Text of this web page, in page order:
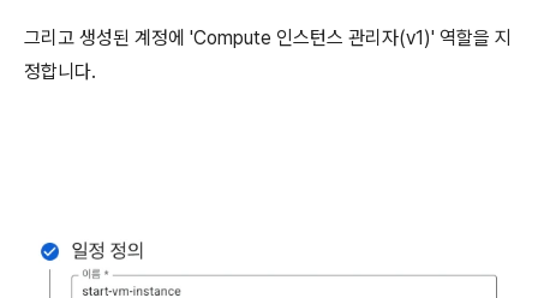
그리고 생성된 계정에 'Compute 인스턴스 관리자(v1)' 역할을 지
정합니다.